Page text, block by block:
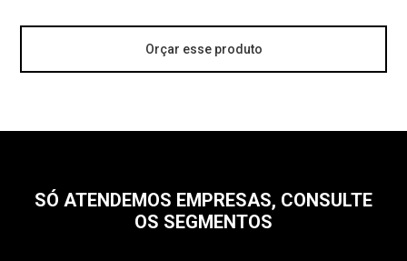
Orçar esse produto
SÓ ATENDEMOS EMPRESAS, CONSULTE
OS SEGMENTOS